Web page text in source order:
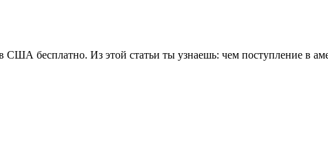
бесплатно. Из этой статьи ты узнаешь: чем поступление в